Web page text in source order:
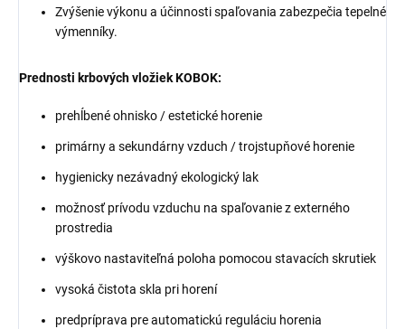
Zvýšenie výkonu a účinnosti spaľovania zabezpečia tepelné
výmenníky.
Prednosti krbových vložiek KOBOK:
prehĺbené ohnisko / estetické horenie
primárny a sekundárny vzduch / trojstupňové horenie
hygienicky nezávadný ekologický lak
možnosť prívodu vzduchu na spaľovanie z externého
prostredia
výškovo nastaviteľná poloha pomocou stavacích skrutiek
vysoká čistota skla pri horení
predpríprava pre automatickú reguláciu horenia